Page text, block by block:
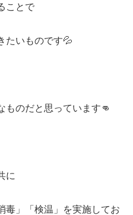
ことで
たいものです💦
ものだと思っています👊
に
毒」「検温」を実施してお